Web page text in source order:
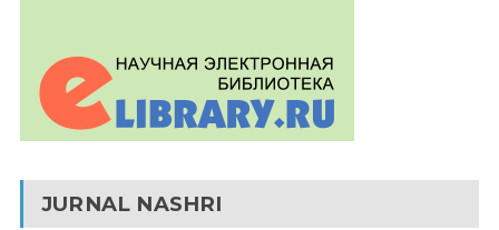
JURNAL NASHRI